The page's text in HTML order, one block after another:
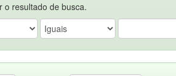
o resultado de busca.